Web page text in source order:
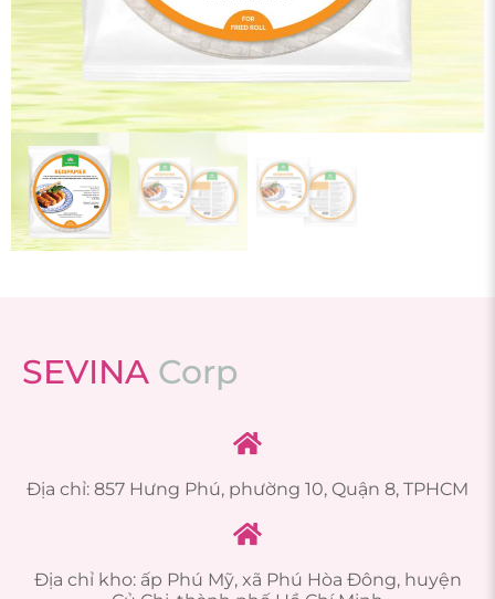
SEVINA Corp
Địa chỉ: 857 Hưng Phú, phường 10, Quận 8, TPHCM
Địa chỉ kho: ấp Phú Mỹ, xã Phú Hòa Đông, huyện